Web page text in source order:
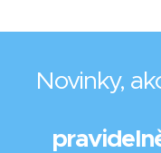
Novinky,